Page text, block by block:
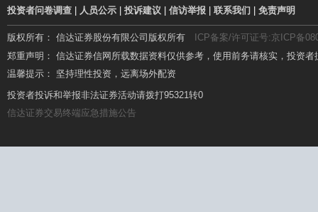
投资者问卷调查 人员公示 投诉建议 信访举报 联系我们 免责声明
版权所有： 信达证券股份有限公司版权所有
ICP备案/许可证号:京ICP备
郑重声明： 信达证券信网所载数据资料仅供参考，使用前务请核实，投资
温馨提示： 坚持理性投资，远离场外配资
温馨提示： 场外配资杠杆高、风险大，要远离!
投资者投诉和举报非法证券活动请拨打95321转0
信达证券交易终端应急措施公告